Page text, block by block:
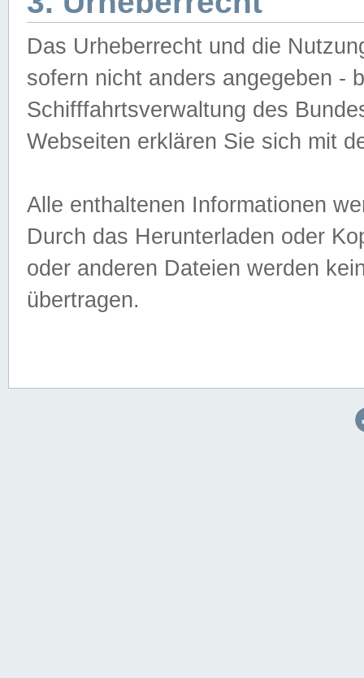
Das Urheberrecht und die
sofern nicht anders angegeben -
Schifffahrtsverwaltung des
Webseiten erklären Sie sich mit
Alle enthaltenen Informationen
Durch das Herunterladen oder
oder anderen Dateien werden
übertragen.